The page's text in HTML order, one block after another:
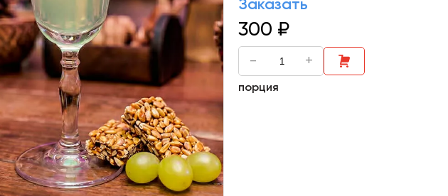
Заказать
300 ₽
- +
порция